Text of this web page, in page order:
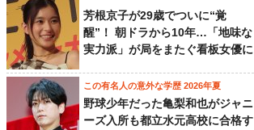
芳根京子が29歳でついに“覚
醒”！ 朝ドラから10年…「地味な
実力派」が局をまたぐ看板女優に
この有名人の意外な学歴 2026年夏
野球少年だった亀梨和也がジャニ
ーズ入所も都立水元高校に合格す